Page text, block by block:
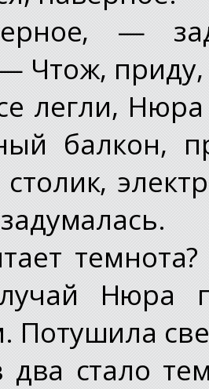
—
Чтож,
легли,
балкон,
Нюра
Потушила
два стало